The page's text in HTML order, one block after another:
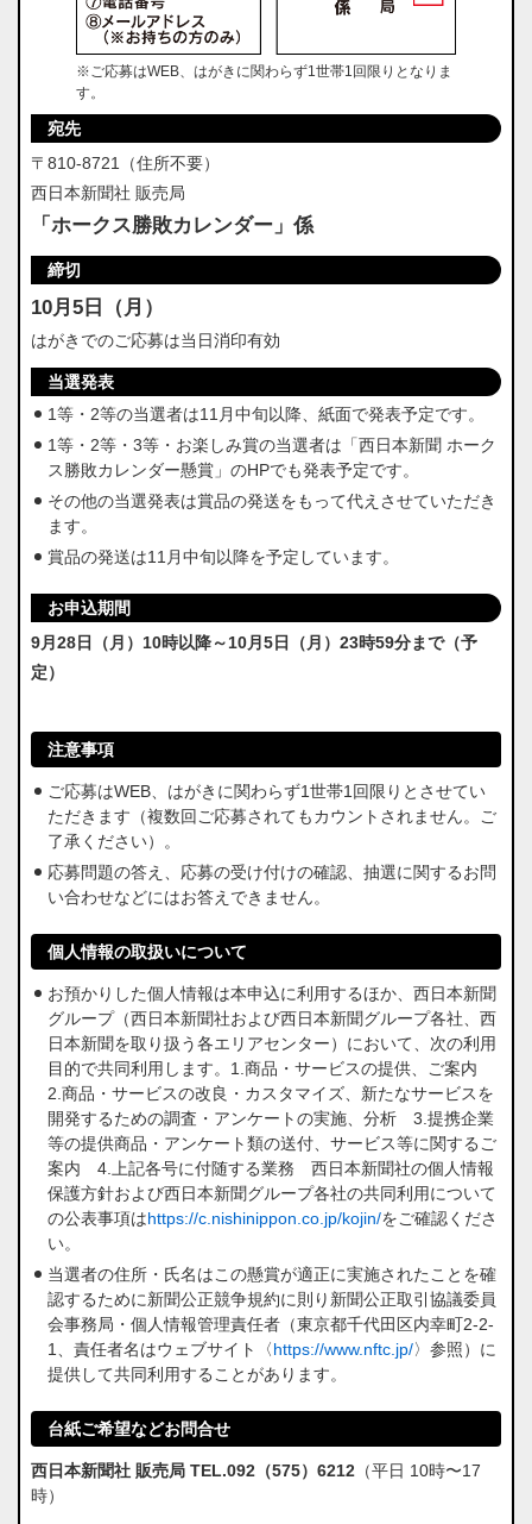
※ご応募はWEB、はがきに関わらず1世帯1回限りとなりま
す。
宛先
〒810-8721（住所不要）
西日本新聞社 販売局
「ホークス勝敗カレンダー」係
締切
10月5日（月）
はがきでのご応募は当日消印有効
当選発表
1等・2等の当選者は11月中旬以降、紙面で発表予定です。
1等・2等・3等・お楽しみ賞の当選者は「西日本新聞 ホーク
ス勝敗カレンダー懸賞」のHPでも発表予定です。
その他の当選発表は賞品の発送をもって代えさせていただき
ます。
賞品の発送は11月中旬以降を予定しています。
お申込期間
9月28日（月）10時以降～10月5日（月）23時59分まで（予
定）
注意事項
ご応募はWEB、はがきに関わらず1世帯1回限りとさせてい
ただきます（複数回ご応募されてもカウントされません。ご
了承ください）。
応募問題の答え、応募の受け付けの確認、抽選に関するお問
い合わせなどにはお答えできません。
個人情報の取扱いについて
お預かりした個人情報は本申込に利用するほか、西日本新聞
グループ（西日本新聞社および西日本新聞グループ各社、西
日本新聞を取り扱う各エリアセンター）において、次の利用
目的で共同利用します。1.商品・サービスの提供、ご案内
2.商品・サービスの改良・カスタマイズ、新たなサービスを
開発するための調査・アンケートの実施、分析 3.提携企業
等の提供商品・アンケート類の送付、サービス等に関するご
案内 4.上記各号に付随する業務 西日本新聞社の個人情報
保護方針および西日本新聞グループ各社の共同利用について
の公表事項はhttps://c.nishinippon.co.jp/kojin/をご確認くださ
い。
当選者の住所・氏名はこの懸賞が適正に実施されたことを確
認するために新聞公正競争規約に則り新聞公正取引協議委員
会事務局・個人情報管理責任者（東京都千代田区内幸町2-2-
1、責任者名はウェブサイト〈https://www.nftc.jp/〉参照）に
提供して共同利用することがあります。
台紙ご希望などお問合せ
西日本新聞社 販売局 TEL.092（575）6212 （平日 10時〜17
時）